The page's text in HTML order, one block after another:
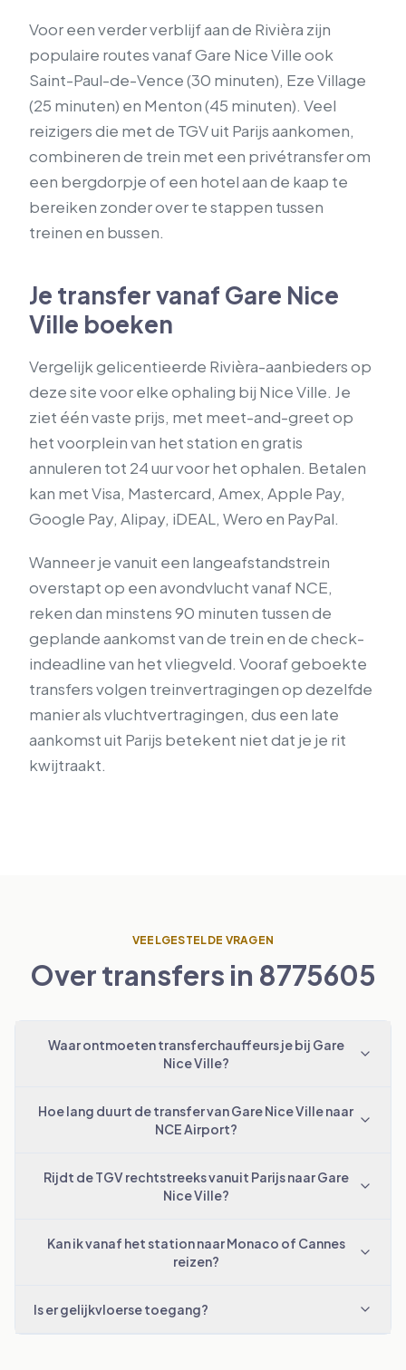
Voor een verder verblijf aan de Rivièra zijn
populaire routes vanaf Gare Nice Ville ook
Saint-Paul-de-Vence (30 minuten), Eze Village
(25 minuten) en Menton (45 minuten). Veel
reizigers die met de TGV uit Parijs aankomen,
combineren de trein met een privétransfer om
een bergdorpje of een hotel aan de kaap te
bereiken zonder over te stappen tussen
treinen en bussen.
Je transfer vanaf Gare Nice
Ville boeken
Vergelijk gelicentieerde Rivièra-aanbieders op
deze site voor elke ophaling bij Nice Ville. Je
ziet één vaste prijs, met meet-and-greet op
het voorplein van het station en gratis
annuleren tot 24 uur voor het ophalen. Betalen
kan met Visa, Mastercard, Amex, Apple Pay,
Google Pay, Alipay, iDEAL, Wero en PayPal.
Wanneer je vanuit een langeafstandstrein
overstapt op een avondvlucht vanaf NCE,
reken dan minstens 90 minuten tussen de
geplande aankomst van de trein en de check-
indeadline van het vliegveld. Vooraf geboekte
transfers volgen treinvertragingen op dezelfde
manier als vluchtvertragingen, dus een late
aankomst uit Parijs betekent niet dat je je rit
kwijtraakt.
VEELGESTELDE VRAGEN
Over transfers in 8775605
Waar ontmoeten transferchauffeurs je bij Gare
Nice Ville?
Hoe lang duurt de transfer van Gare Nice Ville naar
NCE Airport?
Rijdt de TGV rechtstreeks vanuit Parijs naar Gare
Nice Ville?
Kan ik vanaf het station naar Monaco of Cannes
reizen?
Is er gelijkvloerse toegang?